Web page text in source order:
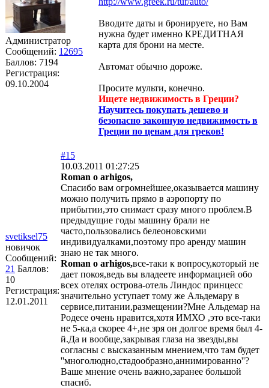
Администратор
Сообщений: 12695
Баллов: 7194
Регистрация:
09.10.2004
Вводите даты и бронируете, но Вам
нужна будет именно КРЕДИТНАЯ
карта для брони на месте.
Автомат обычно дороже.
Просите мульти, конечно.
Ищете недвижимость в Греции?
Научитесь покупать дешево и
безопасно законную недвижимость в
Греции по ценам для греков!
svetiksel75
новичок
Сообщений:
21 Баллов:
10
Регистрация:
12.01.2011
#15
10.03.2011 01:27:25
Roman o arhigos,
Спасибо вам огромнейшее,оказывается машину
можно получить прямо в аэропорту по
прибытии,это снимает сразу много проблем.В
предыдущие годы машину брали не
часто,пользовались белеоновскими
индивидуалками,поэтому про аренду машин
знаю не так много.
Roman o arhigos,все-таки к вопросу,который не
дает покоя,ведь вы владеете информацией обо
всех отелях острова-отель Линдос принцесс
значительно уступает тому же Альдемару в
сервисе,питании,размещении?Мне Альдемар на
Родесе очень нравится,хотя ИМХО ,это все-таки
не 5-ка,а скорее 4+,не зря он долгое время был 4-
й.Да и вообще,закрывая глаза на звезды,вы
согласны с высказанным мнением,что там будет
''многолюдно,стадообразно,аннимированно''?
Ваше мнение очень важно,заранее большой
спасиб.